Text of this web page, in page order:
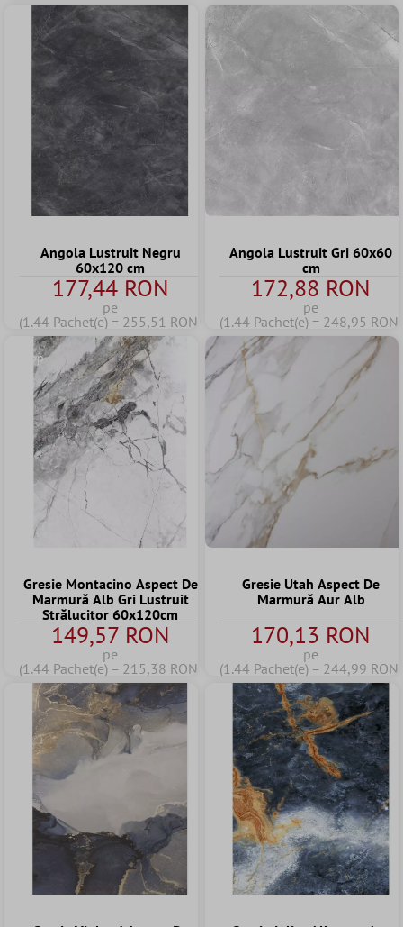
Angola Lustruit Negru
60x120 cm
177,44 RON
pe
(1.44 Pachet(e) = 255,51 RON)
Angola Lustruit Gri 60x60
cm
172,88 RON
pe
(1.44 Pachet(e) = 248,95 RON)
Tipp
Gresie Montacino Aspect De
Marmură Alb Gri Lustruit
Strălucitor 60x120cm
149,57 RON
pe
(1.44 Pachet(e) = 215,38 RON)
Gresie Utah Aspect De
Marmură Aur Alb
170,13 RON
pe
(1.44 Pachet(e) = 244,99 RON)